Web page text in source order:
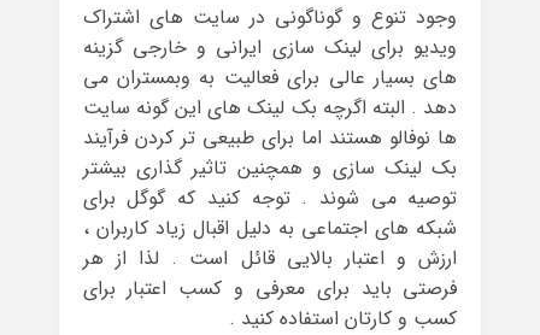
وجود تنوع و گوناگونی در سایت های اشتراک
ویدیو برای لینک سازی ایرانی و خارجی گزینه
های بسیار عالی برای فعالیت به وبمستران می
دهد . البته اگرچه بک لینک های این گونه سایت
ها نوفالو هستند اما برای طبیعی تر کردن فرآیند
بک لینک سازی و همچنین تاثیر گذاری بیشتر
توصیه می شوند . توجه کنید که گوگل برای
شبکه های اجتماعی به دلیل اقبال زیاد کاربران ،
ارزش و اعتبار بالایی قائل است . لذا از هر
فرصتی باید برای معرفی و کسب اعتبار برای
کسب و کارتان استفاده کنید .